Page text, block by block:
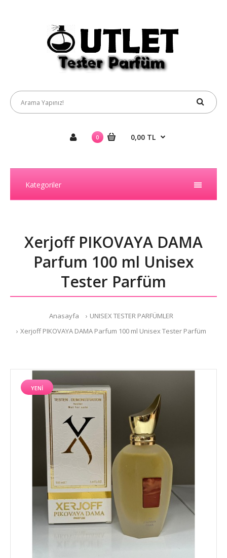
0 0,00 TL
Kategoriler
Xerjoff PIKOVAYA DAMA
Parfum 100 ml Unisex
Tester Parfüm
Anasayfa
UNISEX TESTER PARFÜMLER
Xerjoff PIKOVAYA DAMA Parfum 100 ml Unisex Tester Parfüm
YENI